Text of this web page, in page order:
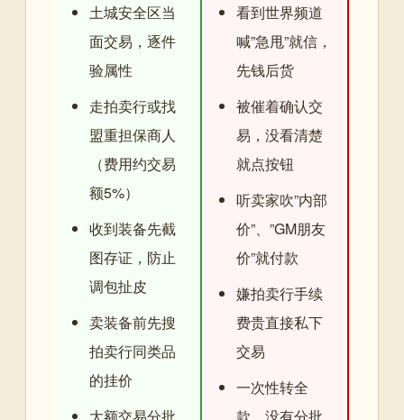
土城安全区当
面交易，逐件
验属性
走拍卖行或找
盟重担保商人
（费用约交易
额5%）
收到装备先截
图存证，防止
调包扯皮
卖装备前先搜
拍卖行同类品
的挂价
大额交易分批
看到世界频道
喊”急甩”就信，
先钱后货
被催着确认交
易，没看清楚
就点按钮
听卖家吹”内部
价”、”GM朋友
价”就付款
嫌拍卖行手续
费贵直接私下
交易
一次性转全
款，没有分批